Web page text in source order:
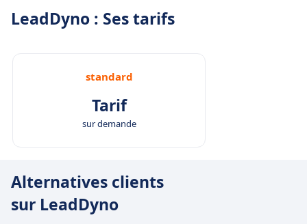
LeadDyno : Ses tarifs
standard
Tarif
sur demande
Alternatives clients
sur LeadDyno